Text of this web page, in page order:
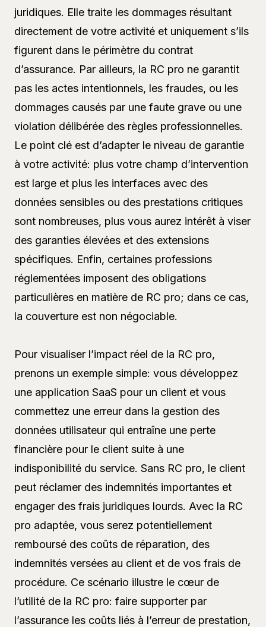
juridiques. Elle traite les dommages résultant
directement de votre activité et uniquement s’ils
figurent dans le périmètre du contrat
d’assurance. Par ailleurs, la RC pro ne garantit
pas les actes intentionnels, les fraudes, ou les
dommages causés par une faute grave ou une
violation délibérée des règles professionnelles.
Le point clé est d’adapter le niveau de garantie
à votre activité: plus votre champ d’intervention
est large et plus les interfaces avec des
données sensibles ou des prestations critiques
sont nombreuses, plus vous aurez intérêt à viser
des garanties élevées et des extensions
spécifiques. Enfin, certaines professions
réglementées imposent des obligations
particulières en matière de RC pro; dans ce cas,
la couverture est non négociable.
Pour visualiser l’impact réel de la RC pro,
prenons un exemple simple: vous développez
une application SaaS pour un client et vous
commettez une erreur dans la gestion des
données utilisateur qui entraîne une perte
financière pour le client suite à une
indisponibilité du service. Sans RC pro, le client
peut réclamer des indemnités importantes et
engager des frais juridiques lourds. Avec la RC
pro adaptée, vous serez potentiellement
remboursé des coûts de réparation, des
indemnités versées au client et de vos frais de
procédure. Ce scénario illustre le cœur de
l’utilité de la RC pro: faire supporter par
l’assurance les coûts liés à l’erreur de prestation,